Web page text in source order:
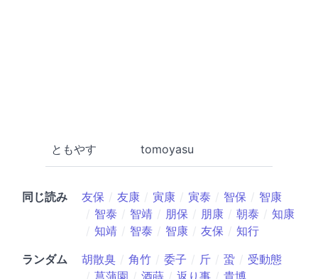
ともやす tomoyasu
同じ読み 友保 友康 寅康 寅泰 智保
智康
智泰
智靖 朋保 朋康 朝泰
知康
知靖
智泰 智康 友保
知行
ランダム
胡散臭 角竹 委子 斤 蛩
受動態
菖蒲園
酒蒔 返り事 貴博